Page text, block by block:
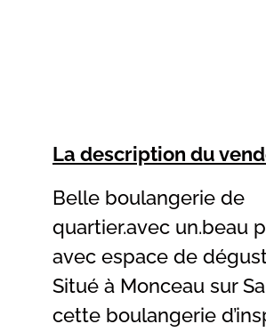
La description du
Belle boulangerie de
quartier.avec un.beau
avec espace de
Situé à Monceau sur
cette boulangerie